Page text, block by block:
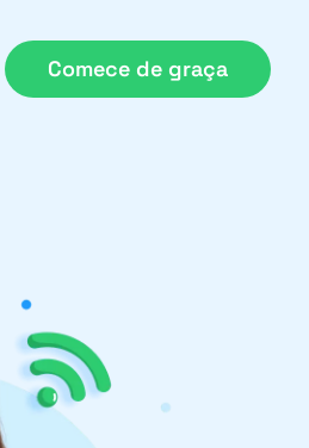
Comece de graça